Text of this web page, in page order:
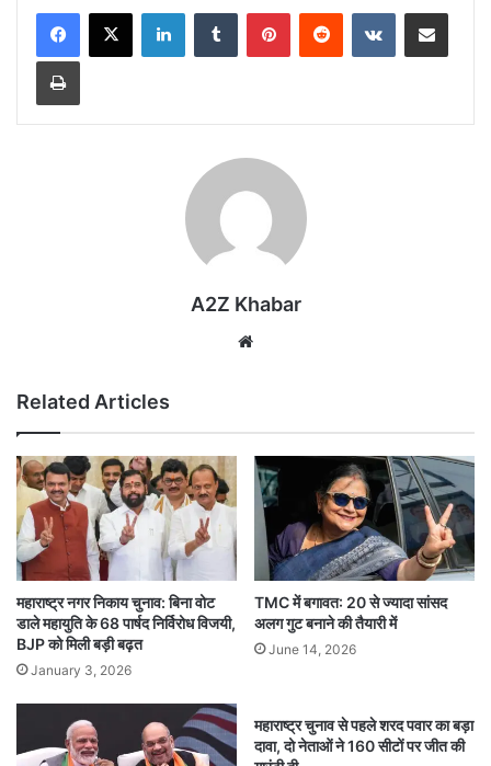
LinkedInTumblr PinterestReddit VKontakteShare via Email
Print
A2Z Khabar
Related Articles
महाराष्ट्र नगर निकाय चुनाव: बिना वोट
डाले महायुति के 68 पार्षद निर्विरोध विजयी,
BJP को मिली बड़ी बढ़त
January 3, 2026
TMC में बगावत: 20 से ज्यादा सांसद
अलग गुट बनाने की तैयारी में
June 14, 2026
महाराष्ट्र चुनाव से पहले शरद पवार का बड़ा
दावा, दो नेताओं ने 160 सीटों पर जीत की